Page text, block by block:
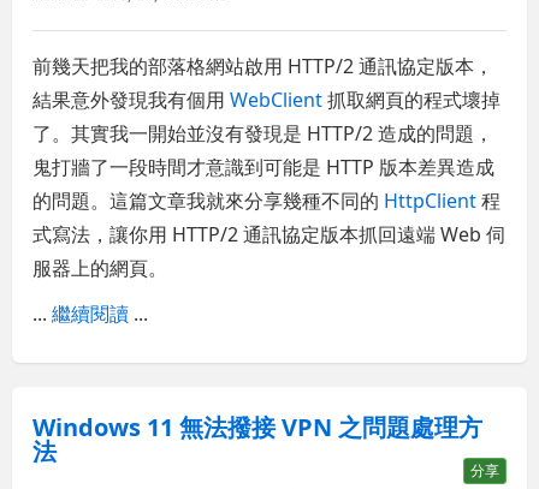
前幾天把我的部落格網站啟用 HTTP/2 通訊協定版本，
結果意外發現我有個用WebClient抓取網頁的程式壞掉
了。其實我一開始並沒有發現是 HTTP/2 造成的問題，
鬼打牆了一段時間才意識到可能是 HTTP 版本差異造成
的問題。這篇文章我就來分享幾種不同的 HttpClient程
式寫法，讓你用 HTTP/2 通訊協定版本抓回遠端 Web 伺
服器上的網頁。
...繼續閱讀 ...
Windows 11 無法撥接 VPN 之問題處理方
法
分享